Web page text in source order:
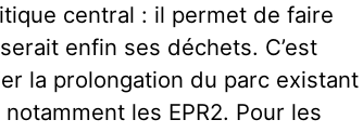
central : il permet de faire
enfin ses déchets. C’est
la prolongation du parc existant
les EPR2. Pour les